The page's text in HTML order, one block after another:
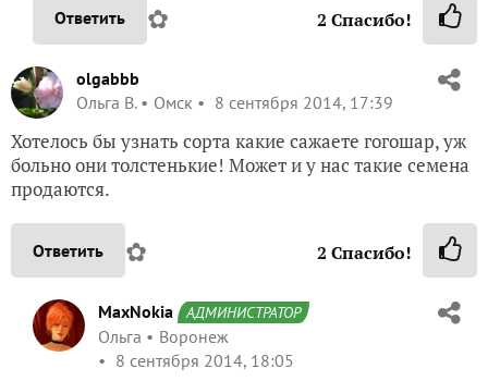
Ответить ✿ 2 Спасибо!
olgabbb
Ольга В.
Омск 8 сентября 2014, 17:39
Хотелось бы узнать сорта какие сажаете гогошар, уж
больно они толстенькие! Может и у нас такие семена
продаются.
Ответить ✿ 2 Спасибо!
MaxNokia АДМИНИСТРАТОР
Ольга
Воронеж
8 сентября 2014, 18:05